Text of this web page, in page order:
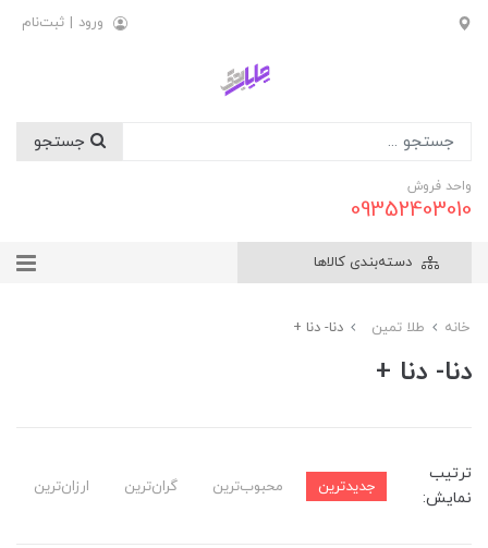
ورود | ثبت‌نام
واحد فروش
09352403010
دسته‌بندی کالاها
خانه طلا تمین دنا- دنا +
دنا- دنا +
ترتیب
نمایش:
جدیدترین محبوب‌ترین گران‌ترین ارزان‌ترین